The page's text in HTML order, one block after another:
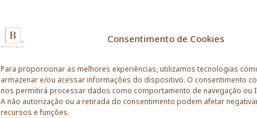
Consentimento de Cookies
Para proporcionar as melhores experiências, utilizamos tecnologias
armazenar e/ou acessar informações do dispositivo. O consentimento
nos permitirá processar dados como comportamento de navegação ou
A não autorização ou a retirada do consentimento podem afetar
recursos e funções.